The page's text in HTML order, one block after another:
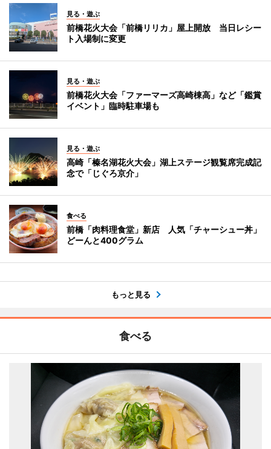
見る・遊ぶ
前橋花火大会「前橋リリカ」屋上開放 当日レシー
ト入場制に変更
見る・遊ぶ
前橋花火大会「ファーマーズ高崎棟高」など「鑑賞
イベント」臨時駐車場も
見る・遊ぶ
高崎「榛名湖花火大会」湖上ステージ観覧席完成記
念で「じぐろ京介」
食べる
前橋「肉料理食堂」新店 人気「チャーシュー丼」
どーんと400グラム
もっと見る
食べる